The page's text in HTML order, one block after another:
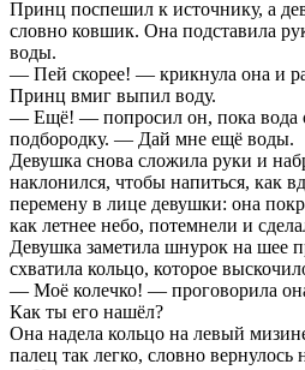
Принц поспешил к источнику, а
словно ковшик. Она подставила
воды.
— Пей скорее! — крикнула она и
Принц вмиг выпил воду.
— Ещё! — попросил он, пока вода
подбородку. — Дай мне ещё воды.
Девушка снова сложила руки и
наклонился, чтобы напиться, как
перемену в лице девушки: она
как летнее небо, потемнели и
Девушка заметила шнурок на шее
схватила кольцо, которое
— Моё колечко! — проговорила
Как ты его нашёл?
Она надела кольцо на левый
палец так легко, словно вернулось